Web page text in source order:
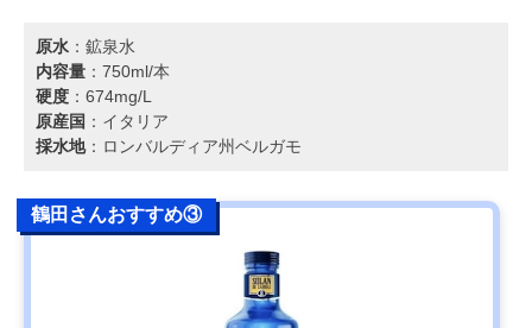
原水 ：鉱泉水
内容量 ：750ml/本
硬度 ：674mg/L
原産国 ：イタリア
採水地：ロンバルディア州ベルガモ
鶴田さんおすすめ③